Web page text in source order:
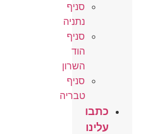
סניף
נתניה
סניף
הוד
השרון
סניף
טבריה
כתבו
עלינו